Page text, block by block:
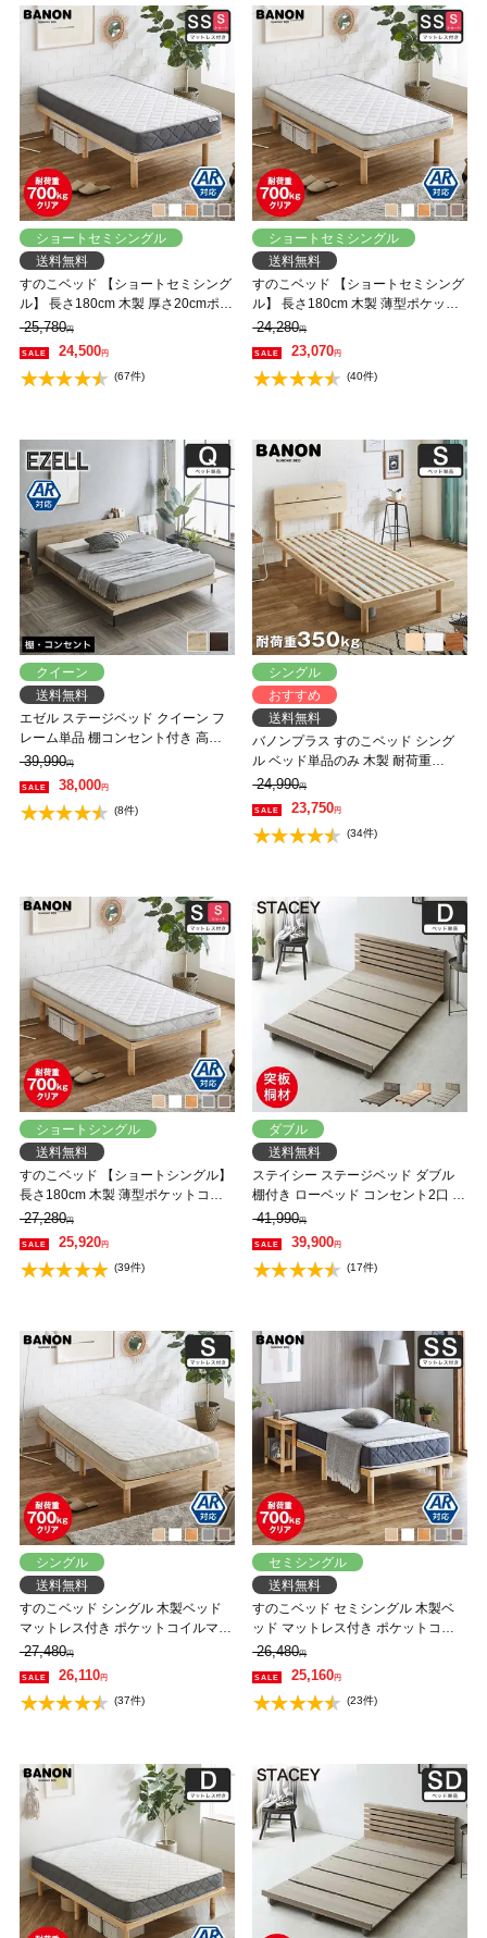
ショートセミシングル
送料無料
すのこベッド 【ショートセミシング
ル】 長さ180cm 木製 厚さ20cmポケ
ットコイルマットレスセット 耐荷重
350kg 組立簡単 高さ4段階 低ホルム
アルデヒド バノン【AR】
25,780円
24,500円
(67件)
ショートセミシングル
送料無料
すのこベッド 【ショートセミシング
ル】 長さ180cm 木製 薄型ポケット
コイルマットレスセット 耐荷重
350kg 組立簡単 高さ4段階 低ホルム
アルデヒド バノン【AR】
24,280円
23,070円
(40件)
クイーン
送料無料
エゼル ステージベッド クイーン フ
レーム単品 棚コンセント付き 高さ
２段階調整 すのこベッド ステージ
ベッド 脚付きベッド 【大型家具配
送】
39,990円
38,000円
(8件)
シングル
おすすめ
送料無料
バノンプラス すのこベッド シング
ル ベッド単品のみ 木製 耐荷重
350kg 組立簡単 棚付き コンセント
高さ4段階 【大型家具配送】
24,990円
23,750円
(34件)
ショートシングル
送料無料
すのこベッド 【ショートシングル】
長さ180cm 木製 薄型ポケットコイ
ルマットレスセット 耐荷重350kg 組
立簡単 高さ4段階 低ホルムアルデヒ
ド バノン【AR】
27,280円
25,920円
(39件)
ダブル
送料無料
ステイシー ステージベッド ダブル
棚付き ローベッド コンセント2口 タ
モ 桐 天然木 フロアベッド スマホス
タンド付き ダブルベッド 省スペー
ス コンパクト 北欧風【フレームの
み】 【大型家具配送】
41,990円
39,900円
(17件)
シングル
送料無料
すのこベッド シングル 木製ベッド
マットレス付き ポケットコイルマッ
トレス かため 組立簡単 ヘッドレス
一人暮らし 北欧 低ホルムアルデヒ
ド バノン【AR】
27,480円
26,110円
(37件)
セミシングル
送料無料
すのこベッド セミシングル 木製ベ
ッド マットレス付き ポケットコイ
ルマットレス ふつう 組立簡単 ヘッ
ドレス 一人暮らし 北欧 低ホルムア
ルデヒド バノン【AR】
26,480円
25,160円
(23件)